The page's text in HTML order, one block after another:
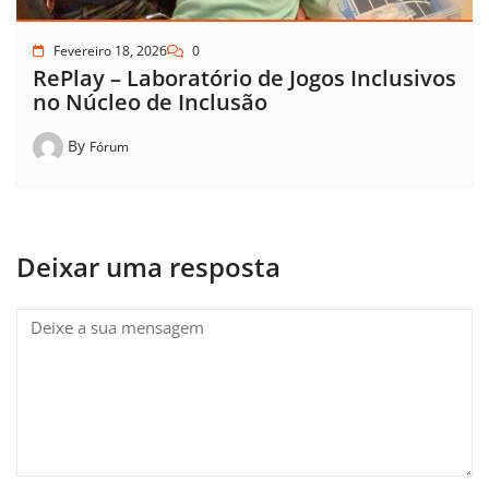
Fevereiro 18, 2026 0
RePlay – Laboratório de Jogos Inclusivos
no Núcleo de Inclusão
By Fórum
Deixar uma resposta